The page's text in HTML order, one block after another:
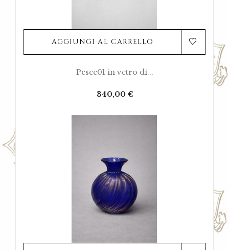
AGGIUNGI AL CARRELLO
Pesce01 in vetro di...
Prezzo
340,00 €